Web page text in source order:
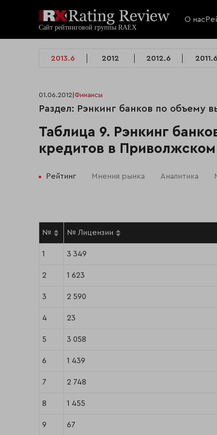
О нас
2013.6 2012 2012.6 2011.6
01.06.2012 Финансы
Раздел: Рэнкинг банков по
Таблица 9. Рэнкинг
кредитов в
Рейтинг Мнения рынка Аналитика
№ № Лицензии
1 3 349
2 1 623
3 2 590
4 23
5 3 058
6 1 439
7 2 748
8 1 455
9 67